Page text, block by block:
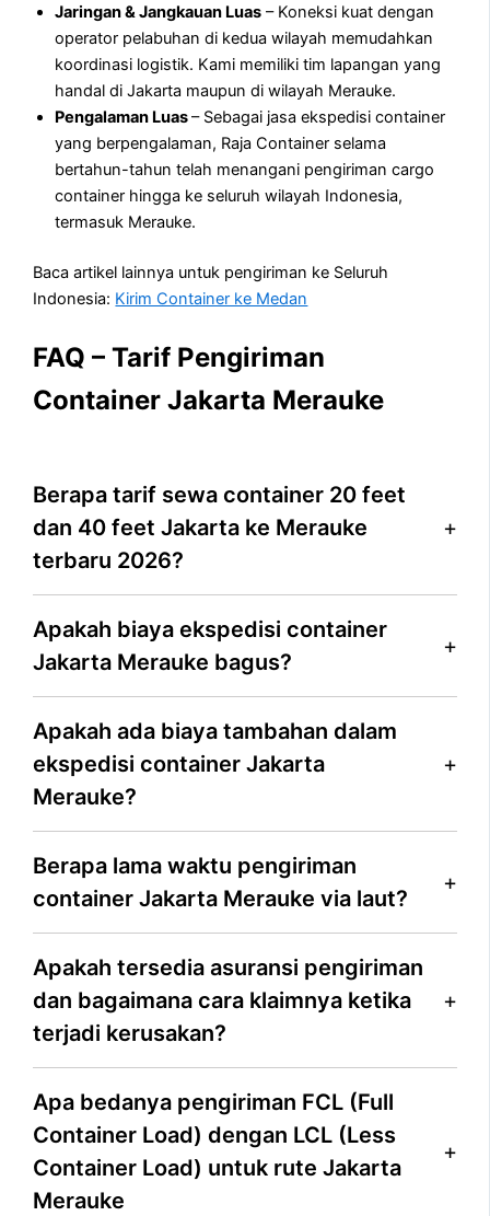
Jaringan & Jangkauan Luas – Koneksi kuat dengan
operator pelabuhan di kedua wilayah memudahkan
koordinasi logistik. Kami memiliki tim lapangan yang
handal di Jakarta maupun di wilayah Merauke.
Pengalaman Luas– Sebagai jasa ekspedisi container
yang berpengalaman, Raja Container selama
bertahun-tahun telah menangani pengiriman cargo
container hingga ke seluruh wilayah Indonesia,
termasuk Merauke.
Baca artikel lainnya untuk pengiriman ke Seluruh
Indonesia: Kirim Container ke Medan
FAQ – Tarif Pengiriman
Container Jakarta Merauke
Berapa tarif sewa container 20 feet
dan 40 feet Jakarta ke Merauke
terbaru 2026?
Apakah biaya ekspedisi container
Jakarta Merauke bagus?
Apakah ada biaya tambahan dalam
ekspedisi container Jakarta
Merauke?
Berapa lama waktu pengiriman
container Jakarta Merauke via laut?
Apakah tersedia asuransi pengiriman
dan bagaimana cara klaimnya ketika
terjadi kerusakan?
Apa bedanya pengiriman FCL (Full
Container Load) dengan LCL (Less
Container Load) untuk rute Jakarta
Merauke